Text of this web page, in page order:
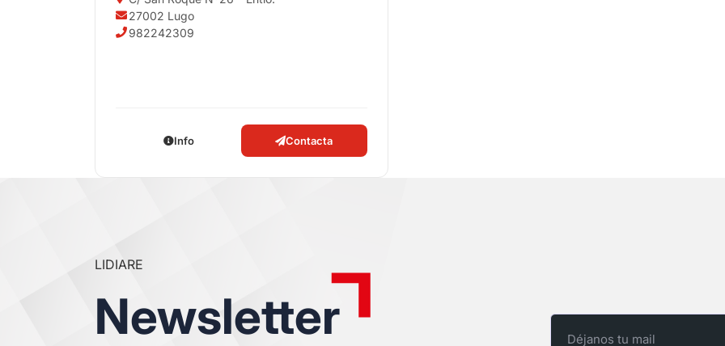
27002 Lugo
982242309
Info Contacta
LIDIARE
Newsletter